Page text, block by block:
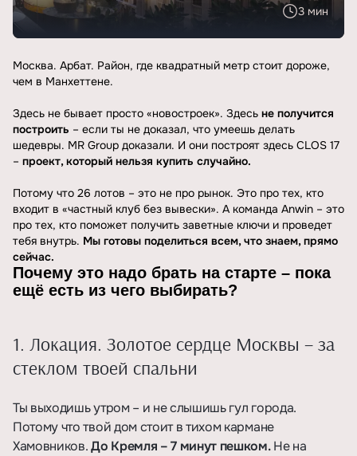
3 мин
Москва. Арбат. Район, где квадратный метр стоит дороже,
чем в Манхеттене.
Здесь не бывает просто «новостроек». Здесь не получится
построить – если ты не доказал, что умеешь делать
шедевры. MR Group доказали. И они построят здесь CLOS 17
– проект, который нельзя купить случайно.
Потому что 26 лотов – это не про рынок. Это про тех, кто
входит в «частный клуб без вывески». А команда Anwin – это
про тех, кто поможет получить заветные ключи и проведет
тебя внутрь. Мы готовы поделиться всем, что знаем, прямо
сейчас.
Почему это надо брать на старте – пока
ещё есть из чего выбирать?
1. Локация. Золотое сердце Москвы – за
стеклом твоей спальни
Ты выходишь утром – и не слышишь гул города.
Потому что твой дом стоит в тихом кармане
Хамовников.До Кремля – 7 минут пешком.Не на